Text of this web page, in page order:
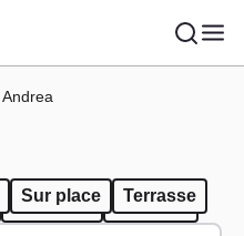
Andrea
Sur place Terrasse
Sur place Terrasse